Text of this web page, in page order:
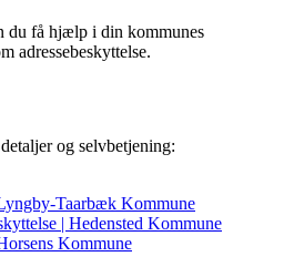
få hjælp i din kommunes
adressebeskyttelse.
og selvbetjening:
Taarbæk Kommune
| Hedensted Kommune
Kommune